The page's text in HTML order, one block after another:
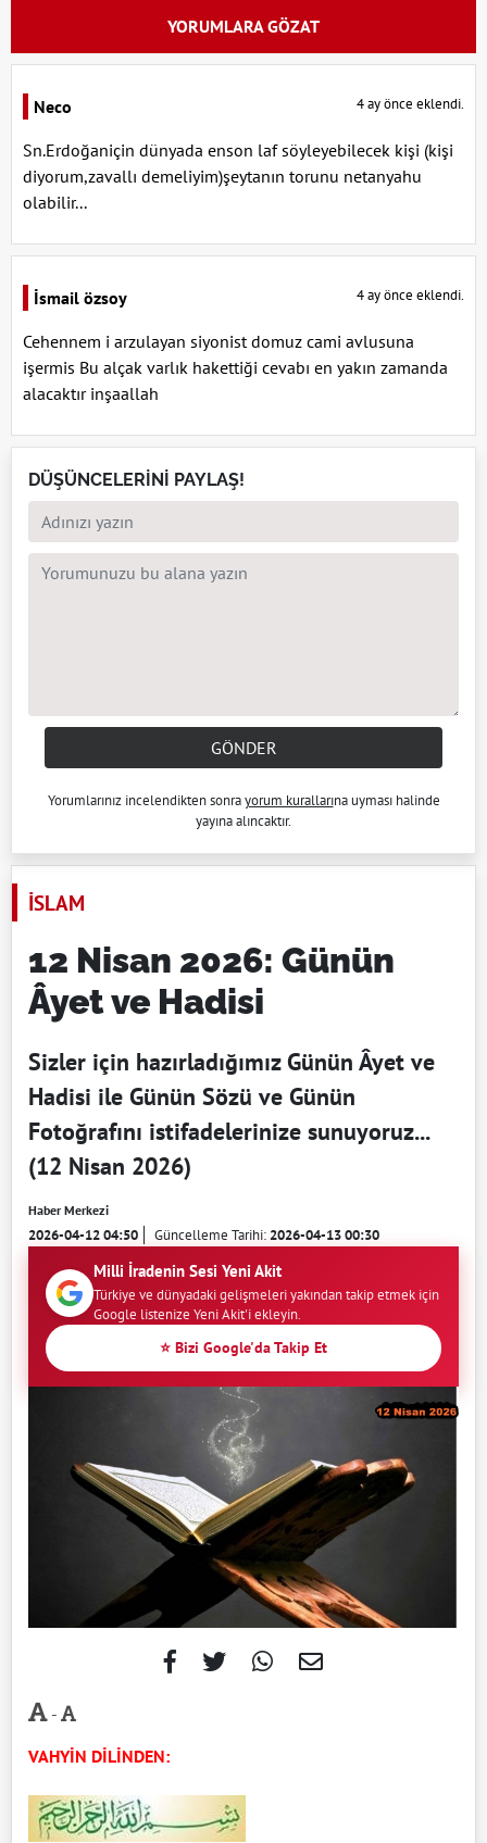
YORUMLARA GÖZAT
Neco 4 ay önce eklendi.
Sn.Erdoğaniçin dünyada enson laf söyleyebilecek kişi (kişi
diyorum,zavallı demeliyim)şeytanın torunu netanyahu
olabilir...
İsmail özsoy 4 ay önce eklendi.
Cehennem i arzulayan siyonist domuz cami avlusuna
işermis Bu alçak varlık hakettiği cevabı en yakın zamanda
alacaktır inşaallah
DÜŞÜNCELERİNİ PAYLAŞ!
GÖNDER
Yorumlarınız incelendikten sonrayorum kurallarına uyması halinde
yayına alıncaktır.
İSLAM
12 Nisan 2026: Günün
Âyet ve Hadisi
Sizler için hazırladığımız Günün Âyet ve
Hadisi ile Günün Sözü ve Günün
Fotoğrafını istifadelerinize sunuyoruz...
(12 Nisan 2026)
Haber Merkezi
2026-04-12 04:50 Güncelleme Tarihi:2026-04-13 00:30
Milli İradenin Sesi Yeni Akit
Türkiye ve dünyadaki gelişmeleri yakından takip etmek için
Google listenize Yeni Akit'i ekleyin.
⭐ Bizi Google'da Takip Et
-
VAHYİN DİLİNDEN: